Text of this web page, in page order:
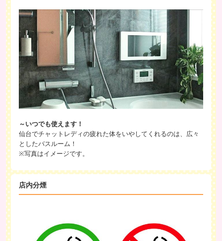
～いつでも使えます！
仙台でチャットレディの疲れた体をいやしてくれるのは、広々
としたバスルーム！
※写真はイメージです。
店内分煙